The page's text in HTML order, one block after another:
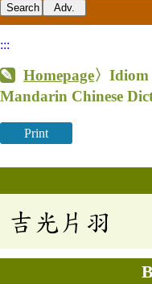
:::
Homepage〉Idiom
Mandarin Chinese
Print
吉光片羽